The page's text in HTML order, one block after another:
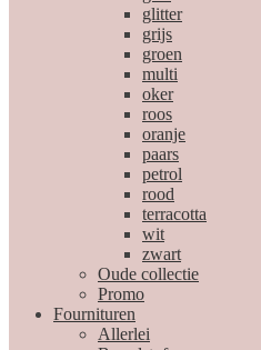
glitter
grijs
groen
multi
oker
roos
oranje
paars
petrol
rood
terracotta
wit
zwart
Oude collectie
Promo
Fournituren
Allerlei